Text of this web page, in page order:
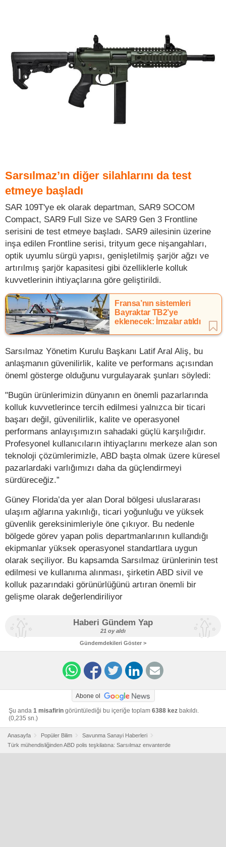
Sarsılmaz’ın diğer silahlarını da test
etmeye başladı
SAR 109T'ye ek olarak departman, SAR9 SOCOM
Compact, SAR9 Full Size ve SAR9 Gen 3 Frontline
serisini de test etmeye başladı. SAR9 ailesinin üzerine
inşa edilen Frontline serisi, trityum gece nişangahları,
optik uyumlu sürgü yapısı, genişletilmiş şarjör ağzı ve
artırılmış şarjör kapasitesi gibi özelliklerle kolluk
kuvvetlerinin ihtiyaçlarına göre geliştirildi.
Fransa’nın sistemleri
Bayraktar TB2’ye
eklenecek: İmzalar atıldı
Sarsılmaz Yönetim Kurulu Başkanı Latif Aral Aliş, bu
anlaşmanın güvenilirlik, kalite ve performans açısından
öneml gösterge olduğunu vurgulayarak şunları söyledi:
"Bugün ürünlerimizin dünyanın en önemli pazarlarında
kolluk kuvvetlerince tercih edilmesi yalnızca bir ticari
başarı değil, güvenilirlik, kalite ve operasyonel
performans anlayışımızın sahadaki güçlü karşılığıdır.
Profesyonel kullanıcıların ihtiyaçlarını merkeze alan son
teknoloji çözümlerimizle, ABD başta olmak üzere küresel
pazarlardaki varlığımızı daha da güçlendirmeyi
sürdüreceğiz.”
Güney Florida’da yer alan Doral bölgesi uluslararası
ulaşım ağlarına yakınlığı, ticari yoğunluğu ve yüksek
güvenlik gereksinimleriyle öne çıkıyor. Bu nedenle
bölgede görev yapan polis departmanlarının kullandığı
ekipmanlar yüksek operasyonel standartlara uygun
olarak seçiliyor. Bu kapsamda Sarsılmaz ürünlerinin test
edilmesi ve kullanıma alınması, şirketin ABD sivil ve
kolluk pazarındaki görünürlüğünü artıran önemli bir
gelişme olarak değerlendiriliyor
Haberi Gündem Yap
21 oy aldı
Gündemdekileri Göster >
Abone ol
Şu anda 1 misafirin görüntülediği bu içeriğe toplam 6388 kez bakıldı.
(0,235 sn.)
Anasayfa Popüler Bilim
Savunma Sanayi Haberleri
Türk mühendisliğinden ABD polis teşkilatına: Sarsılmaz envanterde